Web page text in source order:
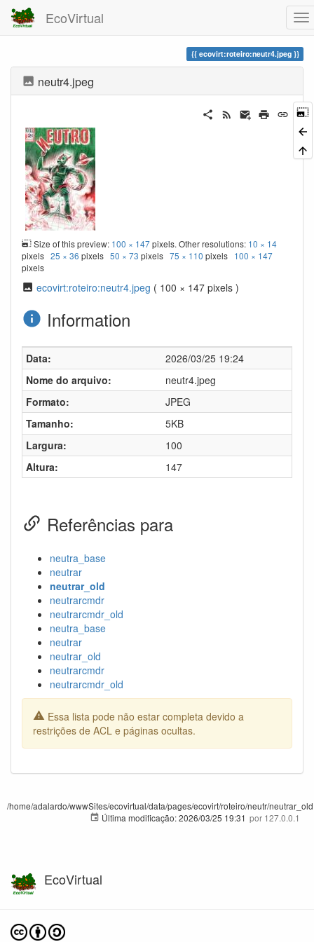
EcoVirtual
ecovirt:roteiro:neutr4.jpeg
neutr4.jpeg
Size of this preview: 100 × 147pixels. Other resolutions: 10 × 14
pixels 25 × 36 pixels 50 × 73 pixels 75 × 110 pixels 100 × 147
pixels
ecovirt:roteiro:neutr4.jpeg ( 100 × 147 pixels )
Information
Data:
2026/03/25 19:24
Nome do arquivo:
neutr4.jpeg
Formato:
JPEG
Tamanho:
5KB
Largura:
100
Altura:
147
Referências para
neutra_base
neutrar
neutrar_old
neutrarcmdr
neutrarcmdr_old
neutra_base
neutrar
neutrar_old
neutrarcmdr
neutrarcmdr_old
Essa lista pode não estar completa devido a
restrições de ACL e páginas ocultas.
/home/adalardo/wwwSites/ecovirtual/data/pages/ecovirt/roteiro/neutr/
Última modificação:2026/03/25 19:31 por 127.0.0.1
EcoVirtual